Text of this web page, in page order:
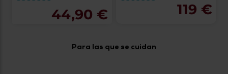
44,90 € 119 €
Para las que se cuidan